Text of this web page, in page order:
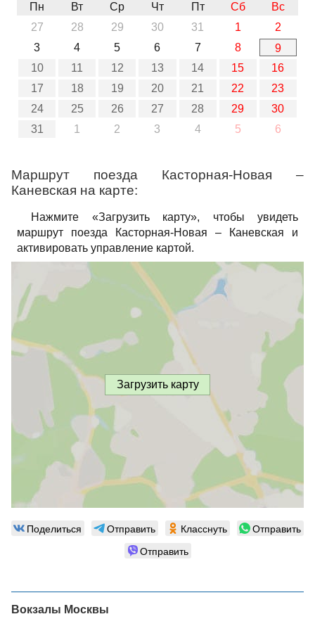
Пн
Вт Ср Чт Пт Сб
Вс
27
28 29 30 31 1
2
3
4 5 6 7 8
9
10
11 12 13 14 15
16
17
18 19 20 21 22
23
24
25 26 27 28 29
30
31
1 2 3 4 5 6
Маршрут поезда Касторная-Новая –
Каневская на карте:
Нажмите «Загрузить карту», чтобы увидеть
маршрут поезда Касторная-Новая – Каневская и
активировать управление картой.
Загрузить карту
Поделиться Отправить Класснуть
Отправить
Отправить
Вокзалы Москвы